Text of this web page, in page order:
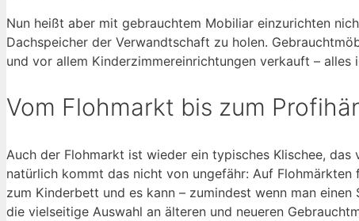
Nun heißt aber mit gebrauchtem Mobiliar einzurichten
Dachspeicher der Verwandtschaft zu holen.
und vor allem Kinderzimmereinrichtungen verkauft –
Vom Flohmarkt bis zum
Auch der Flohmarkt ist wieder ein typisches Klischee,
natürlich kommt das nicht von ungefähr: Auf
zum Kinderbett und es kann – zumindest wenn man
die vielseitige Auswahl an älteren und neueren